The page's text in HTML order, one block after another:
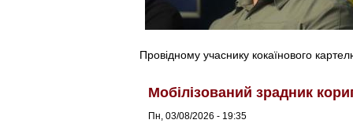
Провідному учаснику кокаїнового
Мобілізований зрадник
Пн, 03/08/2026 - 19:35